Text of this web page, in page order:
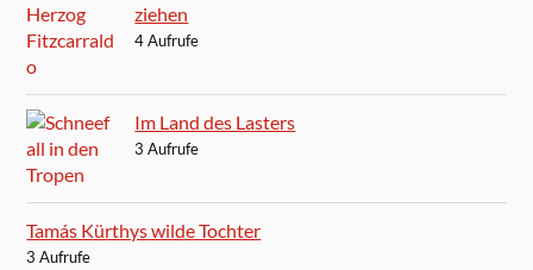
ziehen
4 Aufrufe
Im Land des Lasters
3 Aufrufe
Tamás Kürthys wilde Tochter
3 Aufrufe